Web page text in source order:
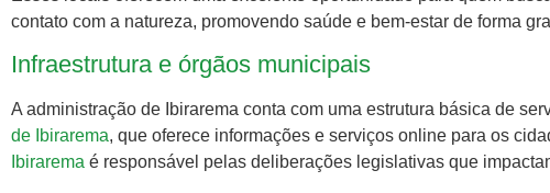
contato com a natureza, promovendo saúde e bem-estar de forma
Infraestrutura e órgãos municipais
A administração de Ibirarema conta com uma estrutura básica de
de Ibirarema, que oferece informações e serviços online para os
Ibirarema é responsável pelas deliberações legislativas que